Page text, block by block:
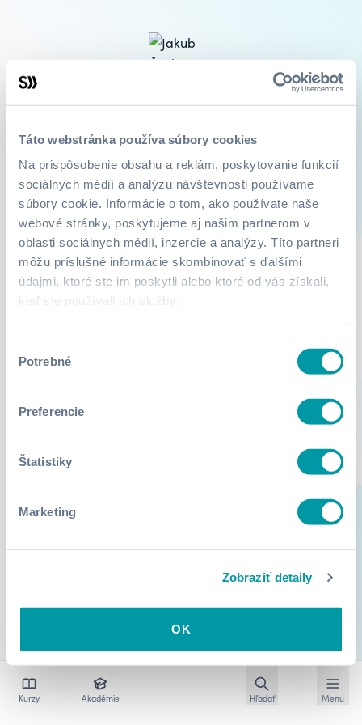
Táto webstránka používa súbory cookies
Na prispôsobenie obsahu a reklám, poskytovanie funkcií
sociálnych médií a analýzu návštevnosti používame
súbory cookie. Informácie o tom, ako používate naše
webové stránky, poskytujeme aj našim partnerom v
oblasti sociálnych médií, inzercie a analýzy. Títo partneri
môžu príslušné informácie skombinovať s ďalšími
údajmi, ktoré ste im poskytli alebo ktoré od vás získali,
keď ste používali ich služby.
súhlasu
Potrebné
Preferencie
Štatistiky
Marketing
Zobraziť detaily
OK
Jakub Čech
Kurzy 1 O mne
Lektor zatiaľ nepridali žiadne informácie.
Kurzy Akadémie Hľadať Menu